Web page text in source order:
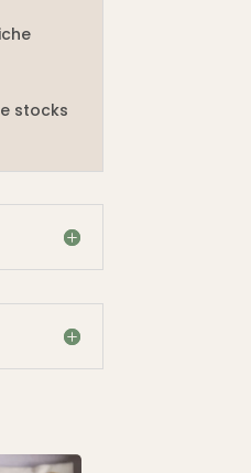
stocks